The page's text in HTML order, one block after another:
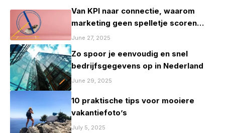
Van KPI naar connectie, waarom
marketing geen spelletje scoren
mag zijn
June 27, 2025
Zo spoor je eenvoudig en snel
bedrijfsgegevens op in Nederland
June 29, 2025
10 praktische tips voor mooiere
vakantiefoto’s
July 5, 2025